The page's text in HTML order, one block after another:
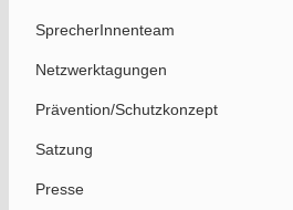
SprecherInnenteam
Netzwerktagungen
Prävention/Schutzkonzept
Satzung
Presse